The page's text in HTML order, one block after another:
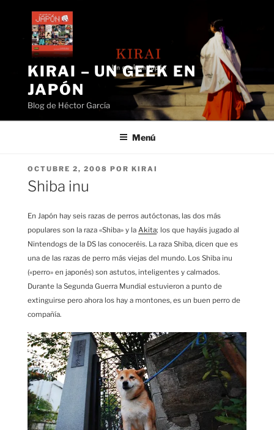
contenido
KIRAI – UN GEEK EN
JAPÓN
Blog de Héctor García
Menú
PUBLICADO
EL
OCTUBRE 2, 2008 POR KIRAI
Shiba inu
En Japón hay seis razas de perros autóctonas, las dos más
populares son la raza «Shiba» y la Akita; los que hayáis jugado al
Nintendogs de la DS las conoceréis. La raza Shiba, dicen que es
una de las razas de perro más viejas del mundo. Los Shiba inu
(«perro» en japonés) son astutos, inteligentes y calmados.
Durante la Segunda Guerra Mundial estuvieron a punto de
extinguirse pero ahora los hay a montones, es un buen perro de
compañía.